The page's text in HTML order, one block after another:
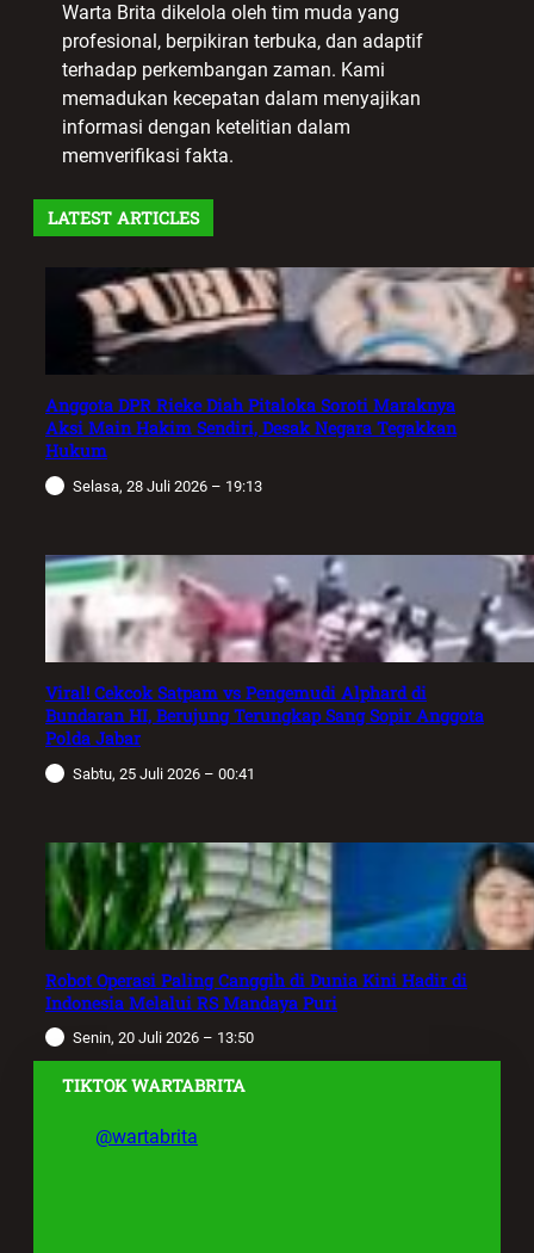
Warta Brita dikelola oleh tim muda yang
profesional, berpikiran terbuka, dan adaptif
terhadap perkembangan zaman. Kami
memadukan kecepatan dalam menyajikan
informasi dengan ketelitian dalam
memverifikasi fakta.
LATEST ARTICLES
Anggota DPR Rieke Diah Pitaloka Soroti Maraknya
Aksi Main Hakim Sendiri, Desak Negara Tegakkan
Hukum
Selasa, 28 Juli 2026 – 19:13
Viral! Cekcok Satpam vs Pengemudi Alphard di
Bundaran HI, Berujung Terungkap Sang Sopir Anggota
Polda Jabar
Sabtu, 25 Juli 2026 – 00:41
Robot Operasi Paling Canggih di Dunia Kini Hadir di
Indonesia Melalui RS Mandaya Puri
Senin, 20 Juli 2026 – 13:50
TIKTOK WARTABRITA
@wartabrita